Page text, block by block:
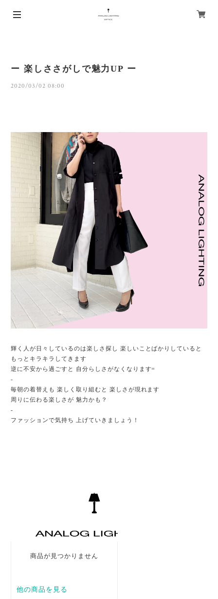
ー 楽しささがしで魅力UP ー
2020/03/02 08:00
輝く人が日々しているのは楽しさ探し 楽しいことばかりしていると
もっとキラキラしてきます
逆に不安から過ごすと 自分らしさがなくなります=
-
毎朝の着替えも 楽しく取り組むと 楽しさが現れます
周りに伝わる楽しさが 魅力かも？
-
ファッションで気持ち 上げていきましょう！